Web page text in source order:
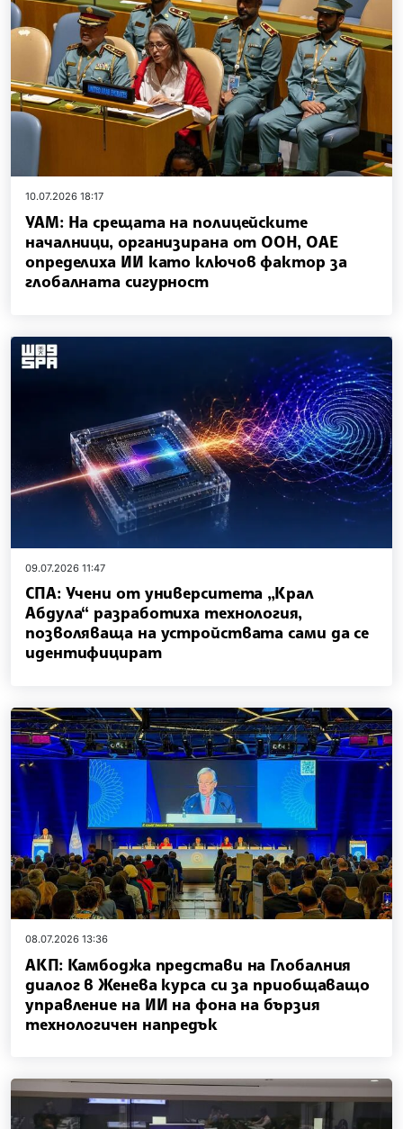
10.07.2026 18:17
УАМ: На срещата на полицейските
началници, организирана от ООН, ОАЕ
определиха ИИ като ключов фактор за
глобалната сигурност
09.07.2026 11:47
СПА: Учени от университета „Крал
Абдула“ разработиха технология,
позволяваща на устройствата сами да се
идентифицират
08.07.2026 13:36
АКП: Камбоджа представи на Глобалния
диалог в Женева курса си за приобщаващо
управление на ИИ на фона на бързия
технологичен напредък